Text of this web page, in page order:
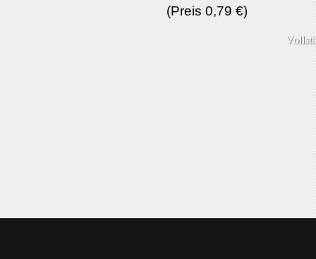
(Preis 0,79 €)